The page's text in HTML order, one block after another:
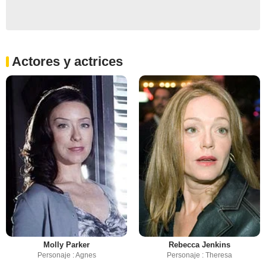
Actores y actrices
Molly Parker
Personaje : Agnes
Rebecca Jenkins
Personaje : Theresa